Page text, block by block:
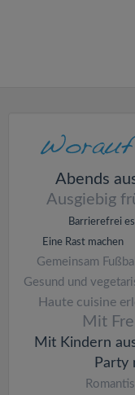
Abends
Ausgiebig
Barrierefrei
Eine Rast machen
Gemeinsam
Gesund und
Haute cuisine
Mit
Mit Kindern
Party